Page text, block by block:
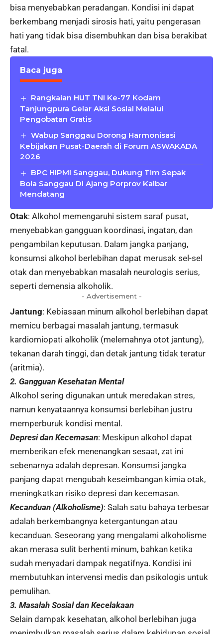
bisa menyebabkan peradangan. Kondisi ini dapat
berkembang menjadi sirosis hati, yaitu pengerasan
hati yang tidak bisa disembuhkan dan bisa berakibat
fatal.
Baca juga
Rangkaian HUT TNI Ke-77 Kodam
Tanjungpura Gelar Aksi Sosial Melalui
Pengobatan Gratis
Wabup Sanggau Dorong Harmonisasi
Kebijakan Pusat-Daerah di Forum ASWAKADA
2026
BPC HIPMI Sanggau, Dukung Tim Sepak
Bola Sanggau Di Ajang Porprov Kalbar
Mendatang
Otak: Alkohol memengaruhi sistem saraf pusat,
menyebabkan gangguan koordinasi, ingatan, dan
pengambilan keputusan. Dalam jangka panjang,
konsumsi alkohol berlebihan dapat merusak sel-sel
otak dan menyebabkan masalah neurologis serius,
seperti demensia alkoholik.
- Advertisement -
Jantung: Kebiasaan minum alkohol berlebihan dapat
memicu berbagai masalah jantung, termasuk
kardiomiopati alkoholik (melemahnya otot jantung),
tekanan darah tinggi, dan detak jantung tidak teratur
(aritmia).
2. Gangguan Kesehatan Mental
Alkohol sering digunakan untuk meredakan stres,
namun kenyataannya konsumsi berlebihan justru
memperburuk kondisi mental.
Depresi dan Kecemasan: Meskipun alkohol dapat
memberikan efek menenangkan sesaat, zat ini
sebenarnya adalah depresan. Konsumsi jangka
panjang dapat mengubah keseimbangan kimia otak,
meningkatkan risiko depresi dan kecemasan.
Kecanduan (Alkoholisme): Salah satu bahaya terbesar
adalah berkembangnya ketergantungan atau
kecanduan. Seseorang yang mengalami alkoholisme
akan merasa sulit berhenti minum, bahkan ketika
sudah menyadari dampak negatifnya. Kondisi ini
membutuhkan intervensi medis dan psikologis untuk
pemulihan.
3. Masalah Sosial dan Kecelakaan
Selain dampak kesehatan, alkohol berlebihan juga